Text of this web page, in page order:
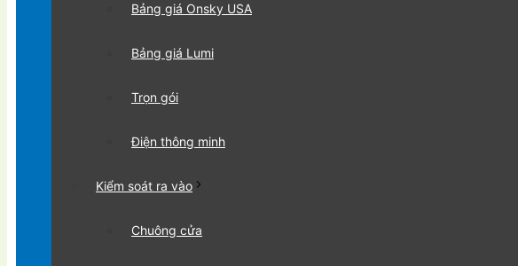
Bảng giá Onsky USA
Bảng giá Lumi
Trọn gói
Điện thông minh
Kiểm soát ra vào
Chuông cửa